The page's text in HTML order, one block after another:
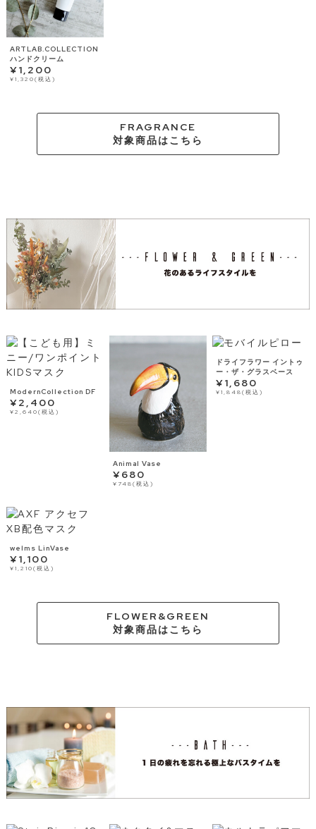
ARTLAB.COLLECTION
ハンドクリーム
¥1,200
¥1,320(税込)
FRAGRANCE
対象商品はこちら
ModernCollection DF
¥2,400
¥2,640(税込)
Animal Vase
¥680
¥748(税込)
ドライフラワー イントゥ
ー・ザ・グラスベース
¥1,680
¥1,848(税込)
welms LinVase
¥1,100
¥1,210(税込)
FLOWER&GREEN
対象商品はこちら